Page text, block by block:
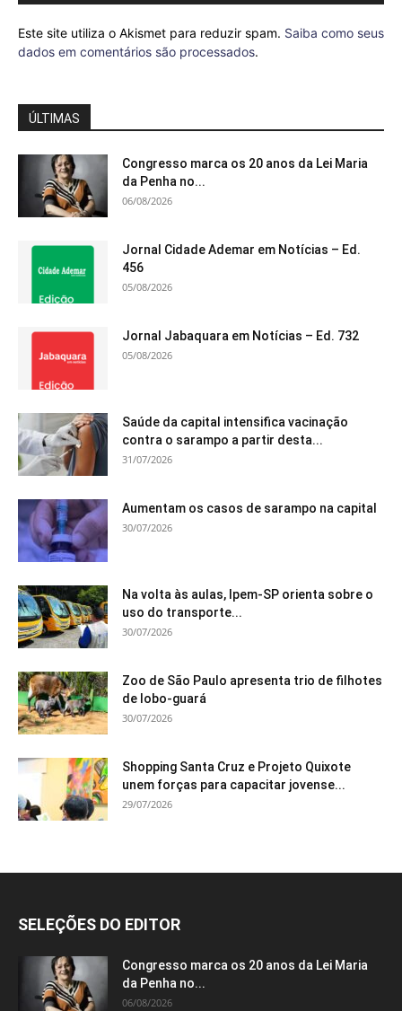
Este site utiliza o Akismet para reduzir spam. Saiba como seus
dados em comentários são processados.
ÚLTIMAS
Congresso marca os 20 anos da Lei Maria
da Penha no...
06/08/2026
Jornal Cidade Ademar em Notícias – Ed.
456
05/08/2026
Jornal Jabaquara em Notícias – Ed. 732
05/08/2026
Saúde da capital intensifica vacinação
contra o sarampo a partir desta...
31/07/2026
Aumentam os casos de sarampo na capital
30/07/2026
Na volta às aulas, Ipem-SP orienta sobre o
uso do transporte...
30/07/2026
Zoo de São Paulo apresenta trio de filhotes
de lobo-guará
30/07/2026
Shopping Santa Cruz e Projeto Quixote
unem forças para capacitar jovense...
29/07/2026
SELEÇÕES DO EDITOR
Congresso marca os 20 anos da Lei Maria
da Penha no...
06/08/2026